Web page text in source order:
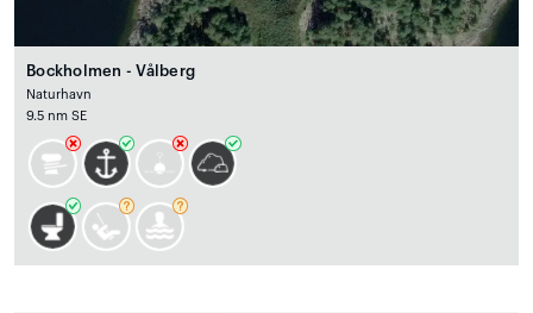
Bockholmen - Vålberg
Naturhavn
9.5 nm SE